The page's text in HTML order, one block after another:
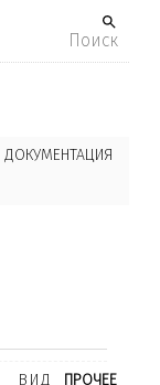
Поиск
ДОКУМЕНТАЦИЯ
ВИД
ПРОЧЕЕ